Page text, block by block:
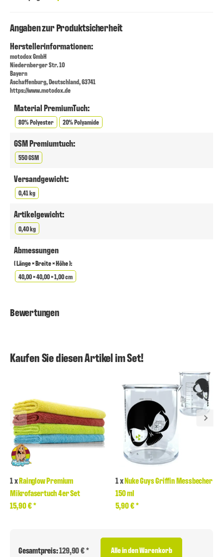
Angaben zur Produktsicherheit
Herstellerinformationen:
motodox GmbH
Niedernberger Str. 10
Bayern
Aschaffenburg, Deutschland, 63741
https://www.motodox.de
Material PremiumTuch:
80% Polyester 20% Polyamide
GSM Premiumtuch:
550 GSM
Versandgewicht:
0,41 kg
Artikelgewicht:
0,40 kg
Abmessungen
( Länge × Breite × Höhe ):
40,00 × 40,00 × 1,00 cm
Bewertungen
Kaufen Sie diesen Artikel im Set!
1xRainglow Premium
Mikrofasertuch 4er Set
15,90 €*
1xNuke Guys Griffin Messbecher
150 ml
5,90 €*
Gesamtpreis:129,90 € * Alle in den Warenkorb